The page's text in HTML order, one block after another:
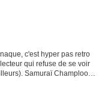
c'est hyper pas retro
qui refuse de se voir
Samuraï Champloo